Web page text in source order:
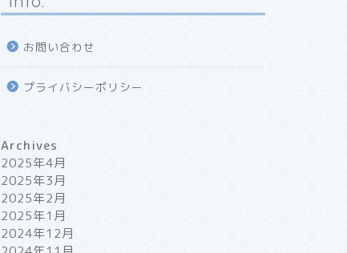
お問い合わせ
プライバシーポリシー
Archives
2025年4月
2025年3月
2025年2月
2025年1月
2024年12月